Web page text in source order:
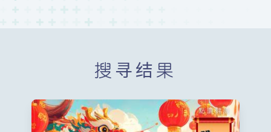
搜寻结果